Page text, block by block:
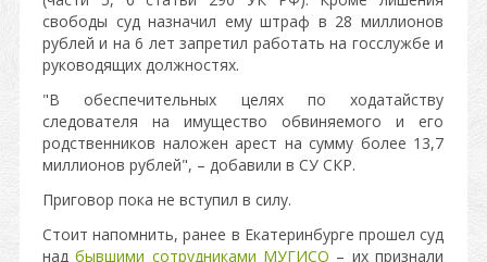
свободы суд назначил ему штраф в 28 миллионов
рублей и на 6 лет запретил работать на госслужбе и
руководящих должностях.
"В обеспечительных целях по ходатайству
следователя на имущество обвиняемого и его
родственников наложен арест на сумму более 13,7
миллионов рублей", – добавили в СУ СКР.
Приговор пока не вступил в силу.
Стоит напомнить, ранее в Екатеринбурге прошел суд
надбывшими сотрудниками МУГИСО – их признали